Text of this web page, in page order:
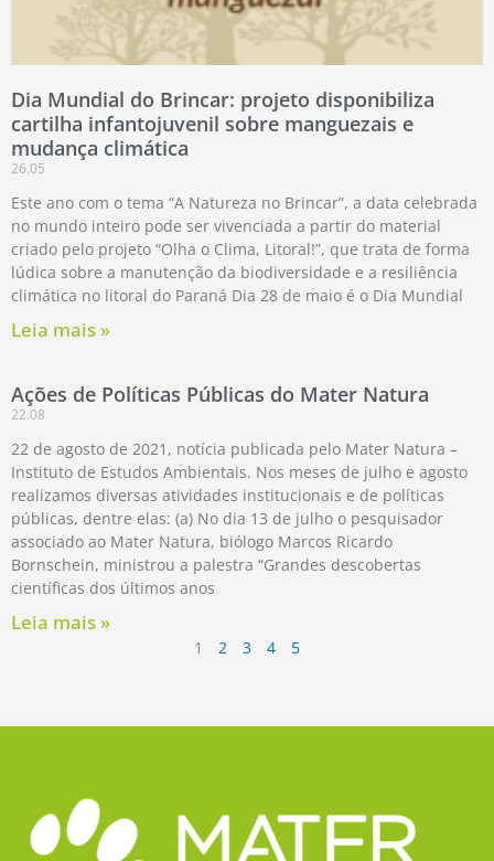
Dia Mundial do Brincar: projeto disponibiliza
cartilha infantojuvenil sobre manguezais e
mudança climática
26.05
Este ano com o tema “A Natureza no Brincar”, a data celebrada
no mundo inteiro pode ser vivenciada a partir do material
criado pelo projeto “Olha o Clima, Litoral!”, que trata de forma
lúdica sobre a manutenção da biodiversidade e a resiliência
climática no litoral do Paraná Dia 28 de maio é o Dia Mundial
Leia mais »
Ações de Políticas Públicas do Mater Natura
22.08
22 de agosto de 2021, notícia publicada pelo Mater Natura –
Instituto de Estudos Ambientais. Nos meses de julho e agosto
realizamos diversas atividades institucionais e de políticas
públicas, dentre elas: (a) No dia 13 de julho o pesquisador
associado ao Mater Natura, biólogo Marcos Ricardo
Bornschein, ministrou a palestra “Grandes descobertas
científicas dos últimos anos
Leia mais »
1 2 3 4 5